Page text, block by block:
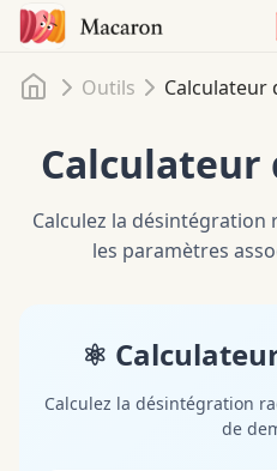
Accueil
Outils
Calculateur
Calculez la désintégration
les paramètres
⚛️
Calculez la désintégration
de